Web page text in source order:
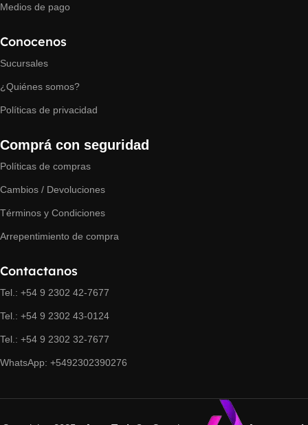
Medios de pago
Conocenos
Sucursales
¿Quiénes somos?
Políticas de privacidad
Comprá con seguridad
Políticas de compras
Cambios / Devoluciones
Términos y Condiciones
Arrepentimiento de compra
Contactanos
Tel.: +54 9 2302 42-7677
Tel.: +54 9 2302 43-0124
Tel.: +54 9 2302 32-7677
WhatsApp: +5492302390276